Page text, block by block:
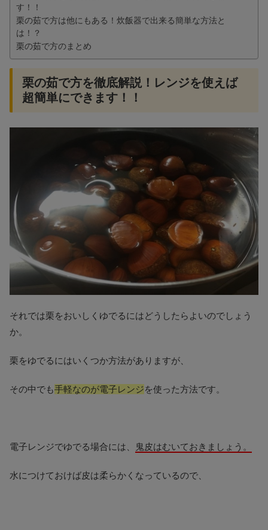
す！！
栗の茹で方は他にもある！炊飯器で出来る簡単な方法と
は！？
栗の茹で方のまとめ
栗の茹で方を徹底解説！レンジを使えば
超簡単にできます！！
それでは栗をおいしくゆでるにはどうしたらよいのでしょう
か。
栗をゆでるにはいくつか方法がありますが、
その中でも手軽なのが電子レンジを使った方法です。
電子レンジでゆでる場合には、 鬼皮はむいておきましょう。
水につけておけば皮は柔らかくなっているので、